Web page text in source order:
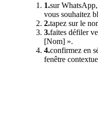
1.sur
vous souhaitez
2.tapez sur le
3.faites défiler
[Nom] ».
4.confirmez en
fenêtre